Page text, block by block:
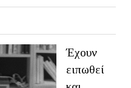
Έχουν
ειπωθεί